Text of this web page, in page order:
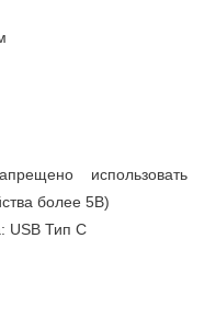
использовать
более 5В)
USB Тип С